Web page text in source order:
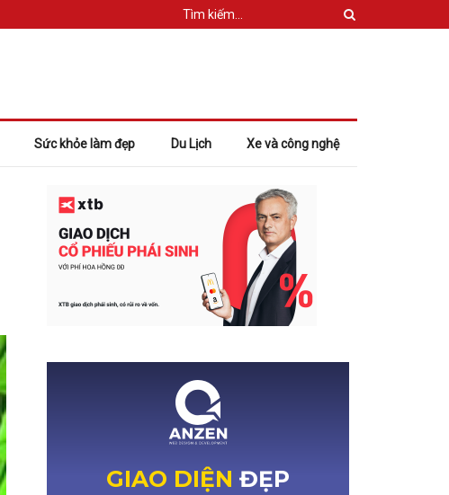
Sức khỏe làm đẹp Du Lịch Xe và công nghệ